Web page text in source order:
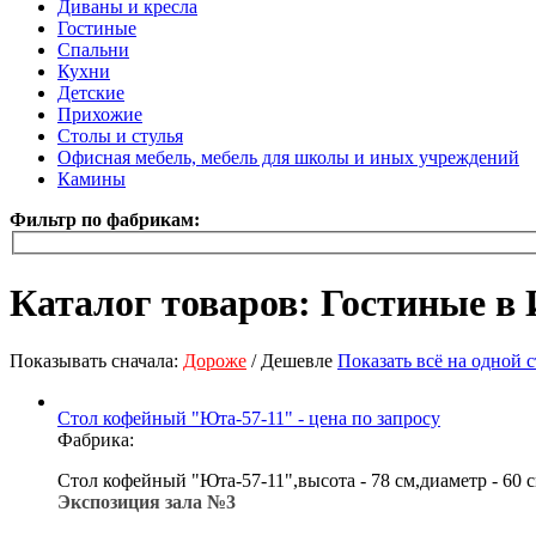
Диваны и кресла
Гостиные
Спальни
Кухни
Детские
Прихожие
Столы и стулья
Офисная мебель, мебель для школы и иных учреждений
Камины
Фильтр по фабрикам:
Каталог товаров: Гостиные в
Показывать сначала: Дороже / Дешевле Показать всё на одной
Стол кофейный "Юта-57-11" - цена по запросу
Фабрика:
Стол кофейный "Юта-57-11",высота - 78 см,диаметр - 60
Экспозиция зала №3